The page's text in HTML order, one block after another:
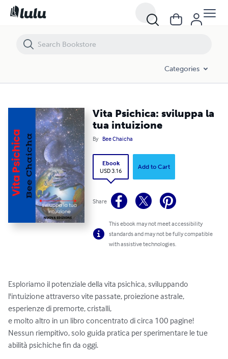
Categories
Vita Psichica: sviluppa la
tua intuizione
By Bee Chaicha
Ebook
USD 3.16
Add to Cart
Share
This ebook may not meet accessibility
standards and may not be fully compatible
with assistive technologies.
Esploriamo il potenziale della vita psichica, sviluppando
l'intuizione attraverso vite passate, proiezione astrale,
esperienze di premorte, cristalli,
e molto altro in un libro concentrato di circa 100 pagine!
Nessun riempitivo, solo guida pratica per sperimentare le tue
abilità psichiche fin da oggi.
Vita Psichica: sviluppa la tua intuizione